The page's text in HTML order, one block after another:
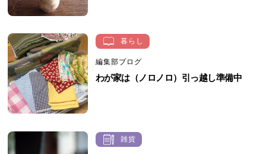
暮らし
編集部ブログ
わが家は（ノロノロ）引っ越し準備中
雑貨